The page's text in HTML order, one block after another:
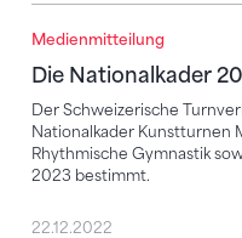
Medienmitteilung
Die Nationalkader
Der Schweizerische
Nationalkader Kunstturnen
Rhythmische Gymnastik
2023 bestimmt.
Die Nationalkader
22.12.2022